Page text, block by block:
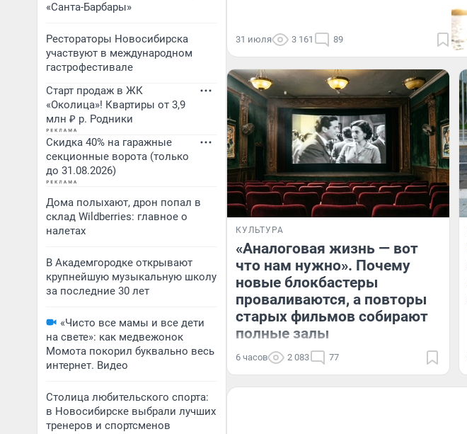
«Санта-Барбары»
Рестораторы Новосибирска
участвуют в международном
гастрофестивале
Старт продаж в ЖК
«Околица»! Квартиры от 3,9
млн ₽ р. Родники
Скидка 40% на гаражные
секционные ворота (только
до 31.08.2026)
Дома полыхают, дрон попал в
склад Wildberries: главное о
налетах
В Академгородке открывают
крупнейшую музыкальную школу
за последние 30 лет
«Чисто все мамы и все дети
на свете»: как медвежонок
Момота покорил буквально весь
интернет. Видео
Столица любительского спорта:
в Новосибирске выбрали лучших
тренеров и спортсменов
31 июля 3 161 89
КУЛЬТУРА
«Аналоговая жизнь — вот
что нам нужно». Почему
новые блокбастеры
проваливаются, а повторы
старых фильмов собирают
полные залы
6 часов 2 083 77